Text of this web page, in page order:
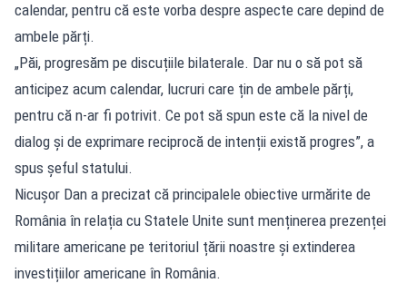
calendar, pentru că este vorba despre aspecte care depind de
ambele părți.
„Păi, progresăm pe discuțiile bilaterale. Dar nu o să pot să
anticipez acum calendar, lucruri care țin de ambele părți,
pentru că n-ar fi potrivit. Ce pot să spun este că la nivel de
dialog și de exprimare reciprocă de intenții există progres”, a
spus șeful statului.
Nicușor Dan a precizat că principalele obiective urmărite de
România în relația cu Statele Unite sunt menținerea prezenței
militare americane pe teritoriul țării noastre și extinderea
investițiilor americane în România.